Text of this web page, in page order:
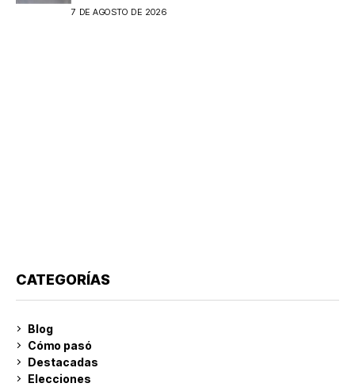
7 DE AGOSTO DE 2026
CATEGORÍAS
Blog
Cómo pasó
Destacadas
Elecciones